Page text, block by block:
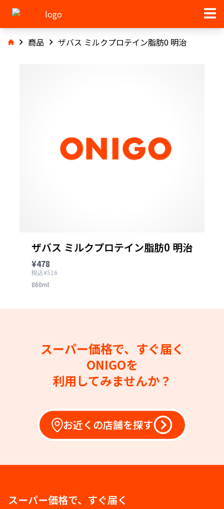
商品 ザバス ミルクプロテイン脂肪0 明治
ザバス ミルクプロテイン脂肪0 明治
¥478
税込¥516
860ml
スーパー価格で、すぐ届く
ONIGOを
利用してみませんか？
お近くの店舗を探す
スーパー価格で、すぐ届く